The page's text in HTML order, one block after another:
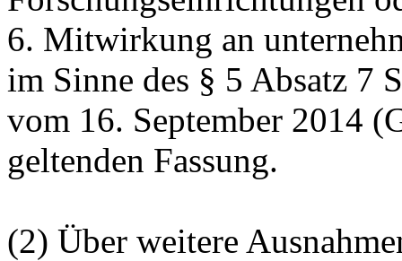
6. Mitwirkung an
im Sinne des § 5 Absatz 7
vom 16. September 2014
geltenden Fassung.
(2) Über weitere